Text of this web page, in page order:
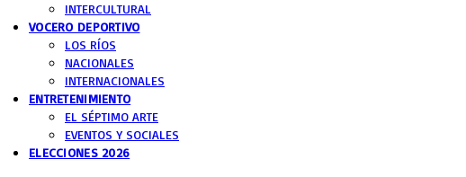
INTERCULTURAL
VOCERO DEPORTIVO
LOS RÍOS
NACIONALES
INTERNACIONALES
ENTRETENIMIENTO
EL SÉPTIMO ARTE
EVENTOS Y SOCIALES
ELECCIONES 2026